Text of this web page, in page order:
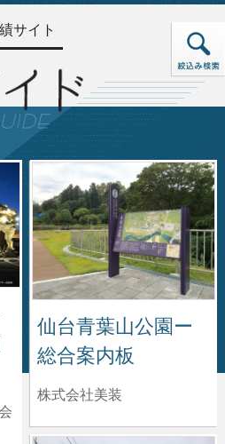
サイト
仙台青葉山公園ー
総合案内板
株式会社美装